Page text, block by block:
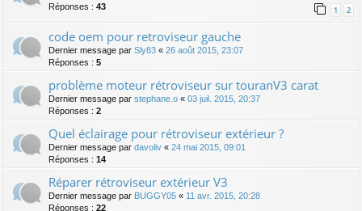
Réponses : 43 1 2
code oem pour retroviseur gauche
Dernier message par Sly83 « 26 août 2015, 23:07
Réponses : 5
problème moteur rétroviseur sur touranV3 carat
Dernier message par stephane.o « 03 juil. 2015, 20:37
Réponses : 2
Quel éclairage pour rétroviseur extérieur ?
Dernier message par davoliv « 24 mai 2015, 09:01
Réponses : 14
Réparer rétroviseur extérieur V3
Dernier message par BUGGY05 « 11 avr. 2015, 20:28
Réponses : 22